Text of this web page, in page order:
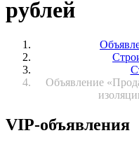
рублей
Объявление
VIP-объявления